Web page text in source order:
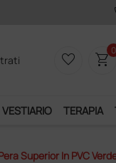
un anno di
favorite_border shopping_cart0
VESTIARIO TERAPIA
Superior In PVC